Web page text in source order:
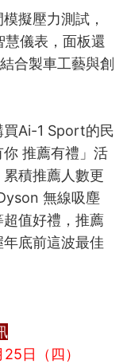
擬壓力測試，
儀表，面板還
合製車工藝與創
買Ai-1 Sport的民
推薦有禮」活
積推薦人數更
無線吸塵
值好禮，推薦
底前這波最佳
日（四）